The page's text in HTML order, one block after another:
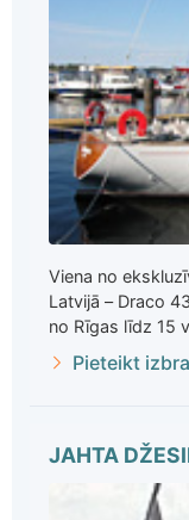
Viena no
Latvijā – Draco
no Rīgas līdz 15
Pieteikt
JAHTA